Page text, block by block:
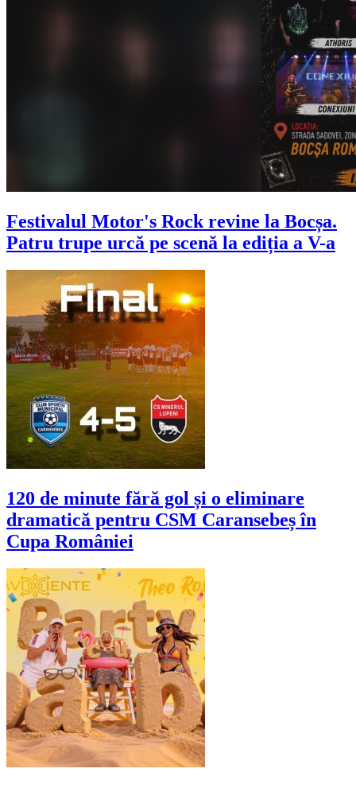
Festivalul Motor's Rock revine la Bocșa.
Patru trupe urcă pe scenă la ediția a V-a
120 de minute fără gol și o eliminare
dramatică pentru CSM Caransebeș în
Cupa României